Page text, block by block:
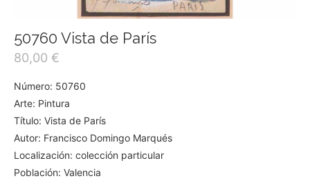
50760 Vista de París
80,00 €
Número: 50760
Arte: Pintura
Título: Vista de París
Autor: Francisco Domingo Marqués
Localización: colección particular
Población: Valencia